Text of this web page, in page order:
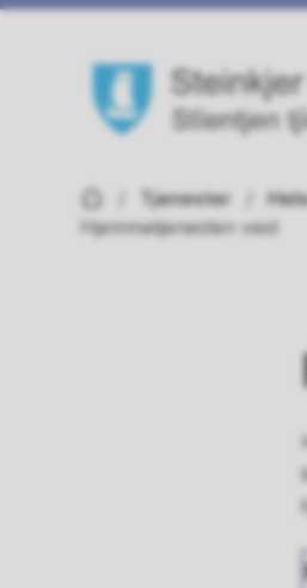
Du er her:Tjenester
Hjemmetjenesten vest